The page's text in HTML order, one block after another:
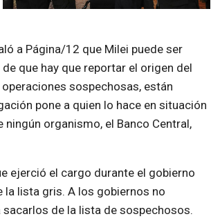
a Página/12 que Milei puede ser
que hay que reportar el origen del
sospechosas, están
pone a quien lo hace en situación
organismo, el Banco Central,
ejerció el cargo durante el gobierno
la lista gris. A los gobiernos no
sacarlos de la lista de sospechosos.